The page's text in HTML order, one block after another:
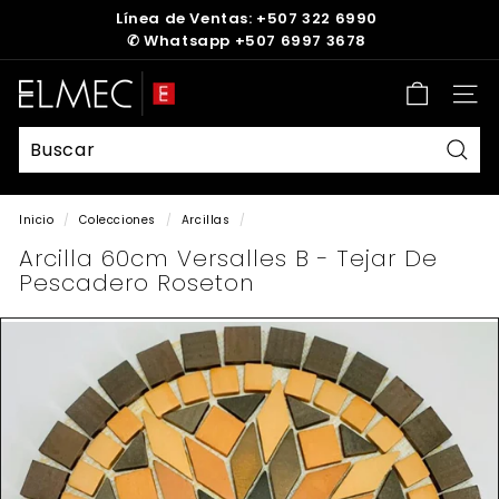
diapositivas
pausa
Línea de Ventas: +507 322 6990
✆ Whatsapp +507 6997 3678
E
L
M
E
C
Inicio / Colecciones / Arcillas /
Arcilla 60cm Versalles B - Tejar De
Pescadero Roseton